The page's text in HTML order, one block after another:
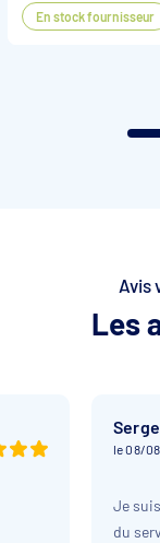
En stock fournisseur
Avis
Les
le 08/
Je
du